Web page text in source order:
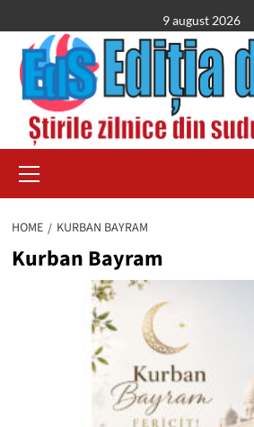
to
content
9 august 2026
Menu
HOME KURBAN BAYRAM
Kurban Bayram